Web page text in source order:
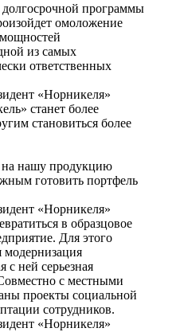
долгосрочной программы
омоложение
из самых
ответственных
«Норникеля»
станет более
становиться более
нашу продукцию
готовить портфель
«Норникеля»
в образцовое
Для этого
модернизация
с ней серьезная
с местными
проекты социальной
сотрудников.
«Норникеля»